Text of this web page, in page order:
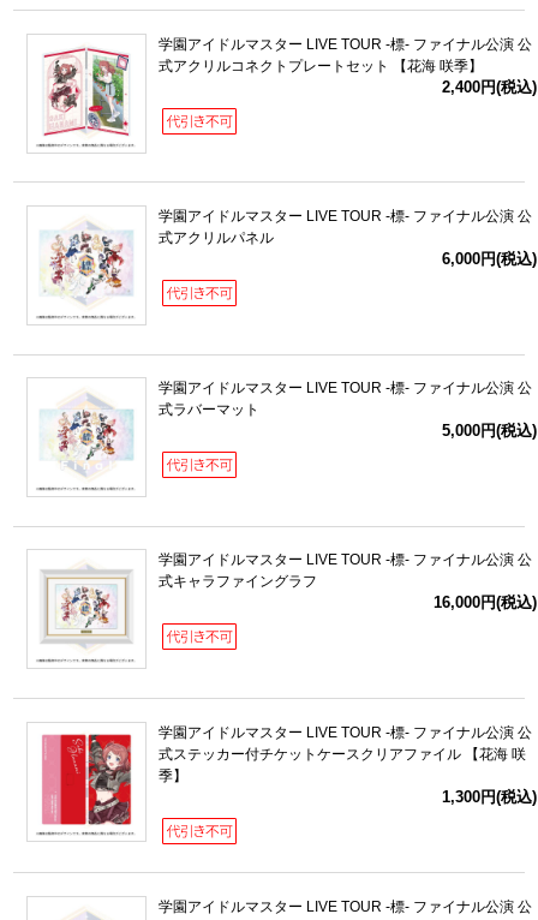
学園アイドルマスター LIVE TOUR -標- ファイナル公演 公
式アクリルコネクトプレートセット 【花海 咲季】
2,400円(税込)
学園アイドルマスター LIVE TOUR -標- ファイナル公演 公
式アクリルパネル
6,000円(税込)
学園アイドルマスター LIVE TOUR -標- ファイナル公演 公
式ラバーマット
5,000円(税込)
学園アイドルマスター LIVE TOUR -標- ファイナル公演 公
式キャラファイングラフ
16,000円(税込)
学園アイドルマスター LIVE TOUR -標- ファイナル公演 公
式ステッカー付チケットケースクリアファイル 【花海 咲
季】
1,300円(税込)
学園アイドルマスター LIVE TOUR -標- ファイナル公演 公